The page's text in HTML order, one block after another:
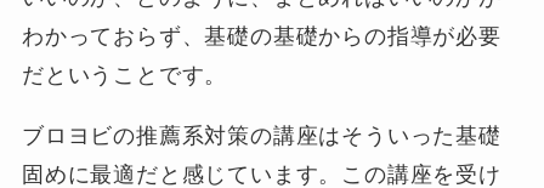
わかっておらず、基礎の基礎からの指導が必要
だということです。
ブロヨビの推薦系対策の講座はそういった基礎
固めに最適だと感じています。この講座を受け